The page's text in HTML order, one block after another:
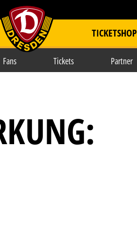
item.title TICKETSHOP
Fans Tickets Partner